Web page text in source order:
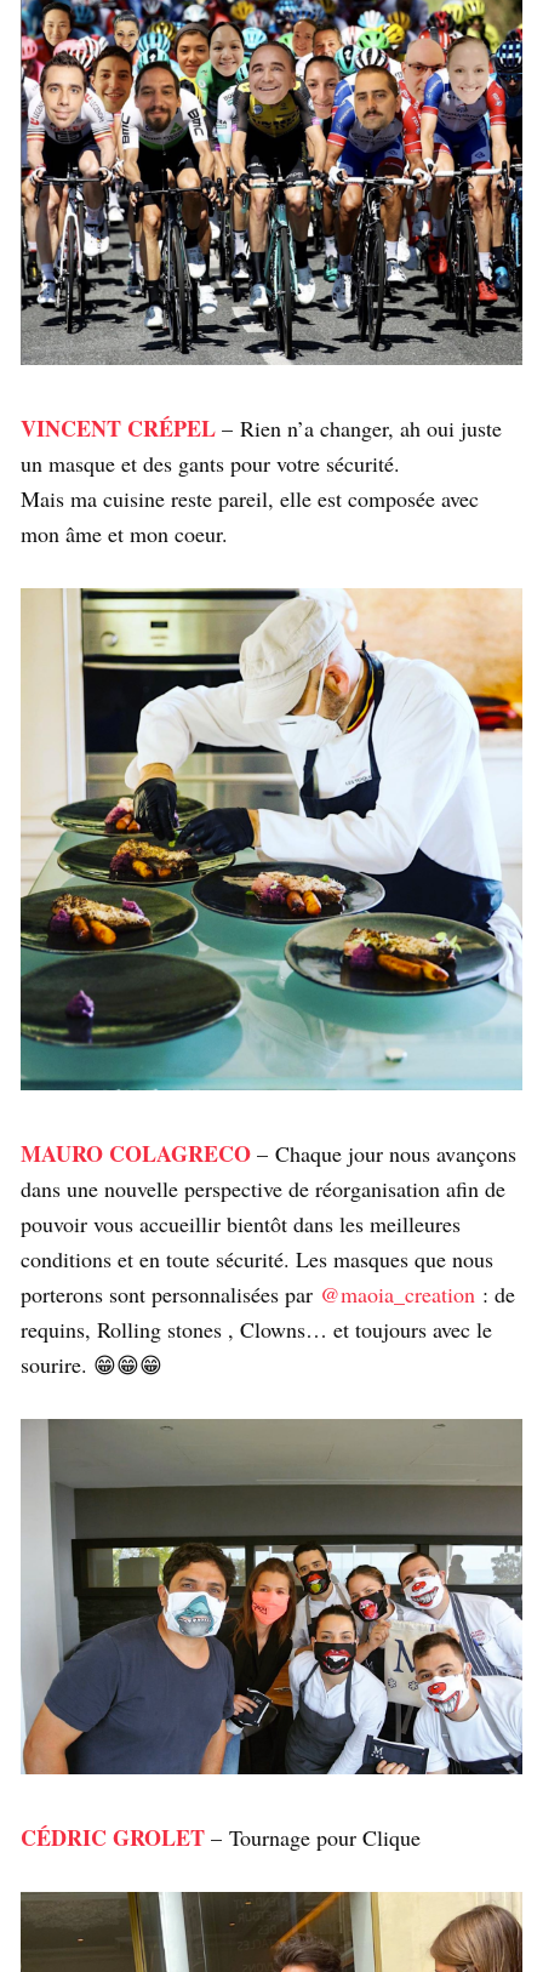
VINCENT CRÉPEL – Rien n’a changer, ah oui juste
un masque et des gants pour votre sécurité.
Mais ma cuisine reste pareil, elle est composée avec
mon âme et mon coeur.
MAURO COLAGRECO – Chaque jour nous avançons
dans une nouvelle perspective de réorganisation afin de
pouvoir vous accueillir bientôt dans les meilleures
conditions et en toute sécurité. ⁣Les masques que nous
porterons sont personnalisées par @maoia_creation : de
requins, Rolling stones , Clowns… et toujours avec le
sourire. 😁😁😁⁣
CÉDRIC GROLET – Tournage pour Clique